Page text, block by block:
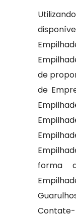
de
de
forma